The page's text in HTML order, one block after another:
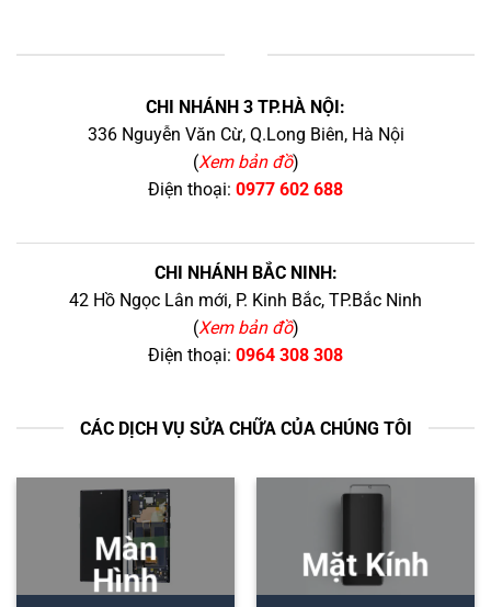
CHI NHÁNH 3 TP.HÀ NỘI:
336 Nguyễn Văn Cừ, Q.Long Biên, Hà Nội
(Xem bản đồ)
Điện thoại: 0977 602 688
CHI NHÁNH BẮC NINH:
42 Hồ Ngọc Lân mới, P. Kinh Bắc, TP.Bắc Ninh
(Xem bản đồ)
Điện thoại: 0964 308 308
CÁC DỊCH VỤ SỬA CHỮA CỦA CHÚNG TÔI
Màn
Hình
Mặt Kính